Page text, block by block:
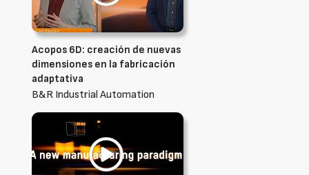
Acopos 6D: creación de nuevas
dimensiones en la fabricación
adaptativa
B&R Industrial Automation